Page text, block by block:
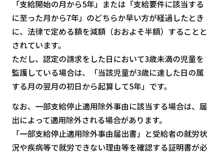
「支給開始の月から5年」または「支給要件に該当する
に至った月から7年」のどちらか早い方が経過したとき
に、法律で定める額を減額（おおよそ半額）することと
されています。
ただし、認定の請求をした日において3歳未満の児童を
監護している場合は、「当該児童が3歳に達した日の属
する月の翌月の初日から起算して5年」です。
なお、一部支給停止適用除外事由に該当する場合は、届
出によって適用除外される場合があります。
「一部支給停止適用除外事由届出書」と受給者の就労状
況や疾病等で就労できない理由等を確認する証明書が必